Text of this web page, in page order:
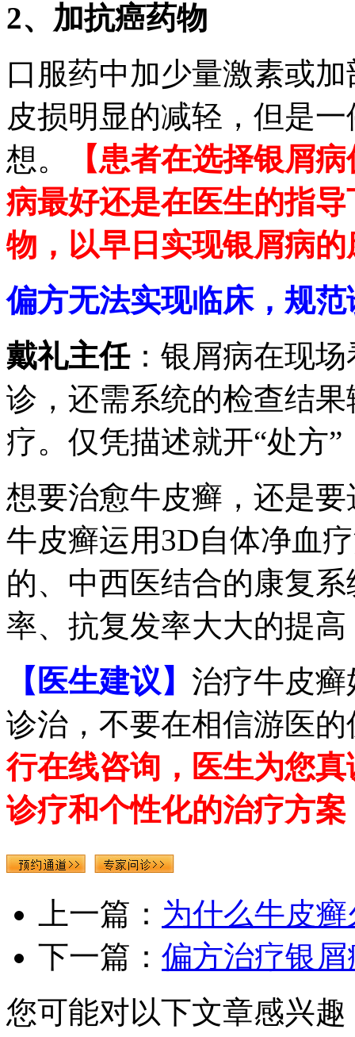
2、加抗癌药物
口服药中加少量激素或
皮损明显的减轻，但是
想。
【患者在选择银屑
病最好还是在医生的指
物，以早日实现银屑病的
偏方无法实现临床，规
戴礼主任：银屑病在现
诊，还需系统的检查结
疗。仅凭描述就开“处方
想要治愈牛皮癣，还是
牛皮癣运用3D自体净血
的、中西医结合的康复
率、抗复发率大大的提
【医生建议】 治疗牛皮
诊治，不要在相信游医的
行在线咨询，医生为您
诊疗和个性化的治疗方案
上一篇： 为什么牛皮
下一篇： 偏方治疗银
您可能对以下文章感兴趣